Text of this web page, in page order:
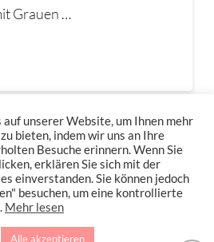
Grauen …
DATENSCHUTZERKLÄRUNG
Mit Petra Hola-Schneider! Low Carb,
unserer Website, um Ihnen mehr
bieten, indem wir uns an Ihre
Besuche erinnern. Wenn Sie
erklären Sie sich mit der
einverstanden. Sie können jedoch
besuchen, um eine kontrollierte
Mehr lesen
Alle akzeptieren